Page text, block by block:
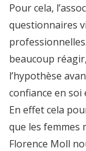
Pour cela,
questionnaires
beaucoup
l’hypothèse
confiance en soi
En effet cela
que les femmes
Florence Moll